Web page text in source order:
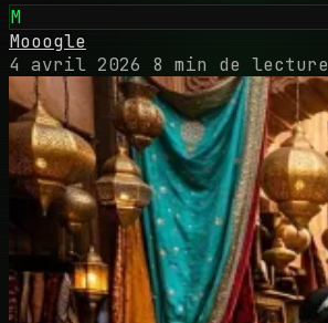
M
Mooogle
4 avril 2026
8 min de lecture